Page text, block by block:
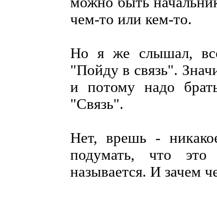
чем-то или кем-то.
Но я же слышал,
"Пойду в связь".
и потому надо
"Связь".
Нет, врешь -
подумать, что
называется. И зачем